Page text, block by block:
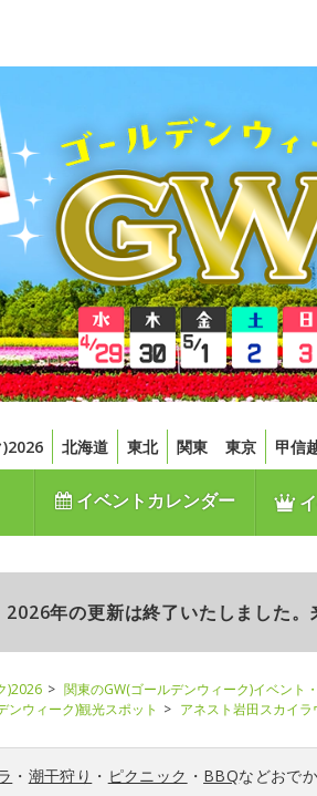
北海道 東北 関東 東京 甲信
イベントカレンダー イ
2026年の更新は終了いたしました。
)2026 関東のGW(ゴールデンウィーク)イベント
ンウィーク)観光スポット
アネスト岩田スカイラ
・ 潮干狩り ・ ピクニック ・ BBQなどおで